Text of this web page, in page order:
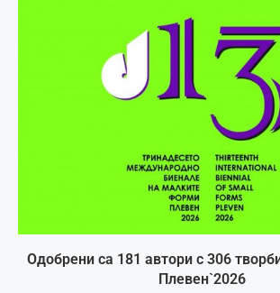
Одобрени са 181 автори с 306
Плевен`2026